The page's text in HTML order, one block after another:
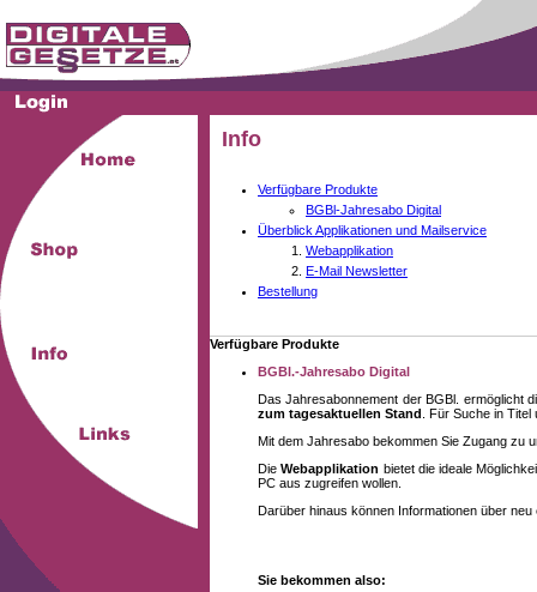
Info
Verfügbare Produkte
BGBl-Jahresabo Digital
Überblick Applikationen und Mailservice
Webapplikation
E-Mail Newsletter
Bestellung
Verfügbare Produkte
BGBl.-Jahresabo Digital
Das Jahresabonnement der BGBl. ermöglicht
zum tagesaktuellen Stand . Für Suche in
Mit dem Jahresabo bekommen Sie Zugang zu
DieWebapplikation bietet die ideale
PC aus zugreifen wollen.
Darüber hinaus können Informationen über
Sie bekommen also: